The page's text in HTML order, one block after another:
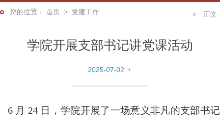
首页 > 党建工作
学院开展支部书记讲党课活动
2025-07-02 •
6 月 24 日，学院开展了一场意义非凡的支部书记